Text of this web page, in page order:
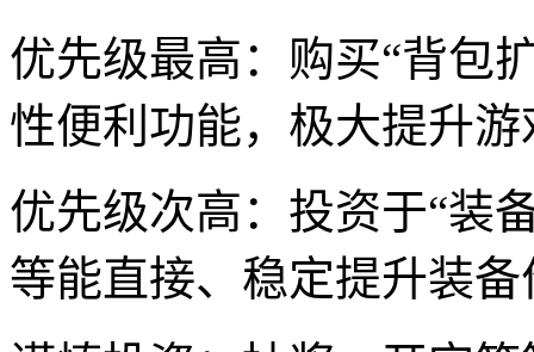
优先级最高：购买“背包
性便利功能，极大提升
优先级次高：投资于“装
等能直接、稳定提升装